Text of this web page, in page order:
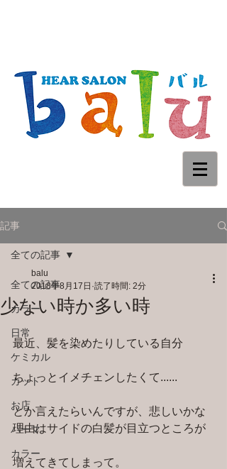
記事
全ての記事
カラー
日常
ケミカル
カット
お店
パーマ
カラー
全ての記事
少ない時か多い時
balu
2018年8月17日 読了時間: 2分
最近、髪を染めたりしている自分
ちょっとイメチェンしたくて......
とか言えたらいんですが、悲しいかな
理由はサイドの白髪が目立つところが
増えてきてしまって。